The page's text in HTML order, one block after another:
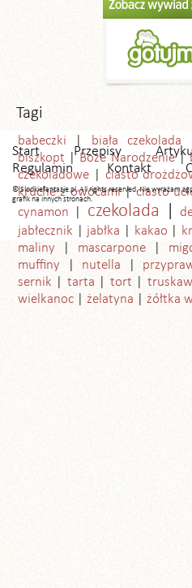
Tagi
babeczki biała czekolada
biszkopt
Boże Narodzenie
czekoladowe
ciasto
kruche z owocami
ciasto
cynamon
czekolada
jabłecznik
jabłka kakao
maliny
mascarpone
muffiny
nutella
sernik
tarta tort
wielkanoc
żelatyna żółtka
Start Przepisy
Regulamin
Kontakt
© Slodkiefantazje.pl. All rights reserved. Nie wyrażam
grafik na innych stronach.